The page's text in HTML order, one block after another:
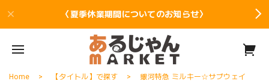
〈夏季休業期間についてのお知らせ〉
Home 【タイトル】で探す 銀河特急 ミルキー☆サブウェイ